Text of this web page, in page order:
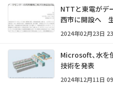
NTTと東電がデ
西市に開設へ
2024年02月23日
Microsoft、水を
技術を発表
2024年12月11日